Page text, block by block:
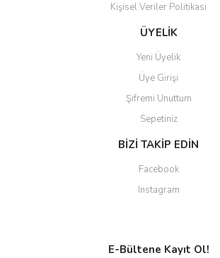
Kişisel Veriler Politikası
ÜYELİK
Yeni Üyelik
Üye Girişi
Şifremi Unuttum
Sepetiniz
BİZİ TAKİP EDİN
Facebook
Instagram
E-Bültene Kayıt Ol!